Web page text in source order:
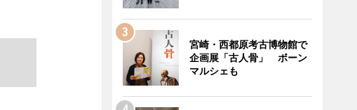
宮崎・西都原考古博物館で
企画展「古人骨」 ボーン
マルシェも